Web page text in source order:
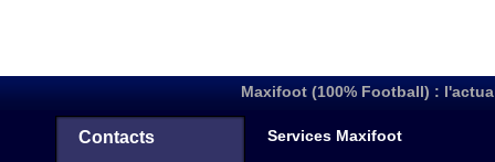
Maxifoot (100% Football) :
Contacts Services Maxifoot